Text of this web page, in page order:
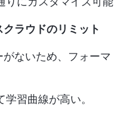
ラウドのリミット
ないため、フォーマ
習曲線が高い。